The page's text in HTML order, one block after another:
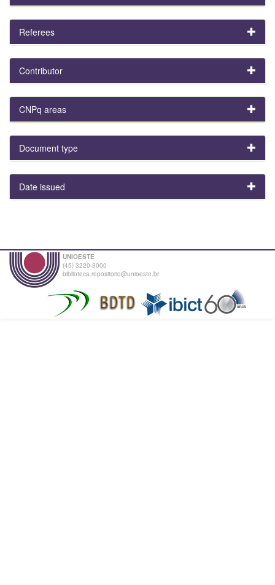
Referees
Contributor
CNPq areas
Document type
Date issued
UNIOESTE
(45) 3220-3000
biblioteca.repositorio@unioeste.br